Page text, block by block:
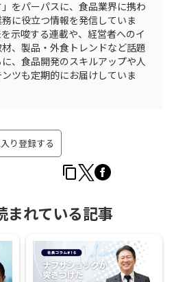
」をパーパスに、食品業界に携わ
に役立つ情報を発信していま
示唆する連載や、経営者へのイ
、製品・外食トレンドなど話題
、食品開発のスキルアップや人
ツも定期的にお届けしていま
り登録する
まれている記事